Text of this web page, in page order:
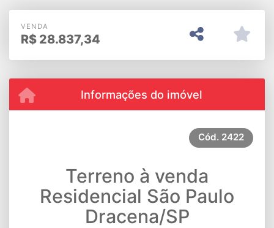
VENDA
R$ 28.837,34
Informações do imóvel
Cód. 2422
Terreno à venda
Residencial São Paulo
Dracena/SP